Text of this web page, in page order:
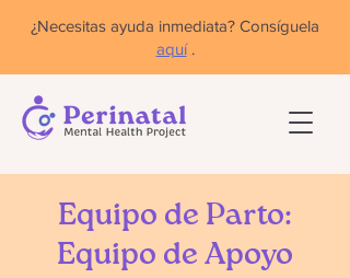
¿Necesitas ayuda inmediata? Consíguela
aquí.
Equipo de Parto:
Equipo de Apoyo